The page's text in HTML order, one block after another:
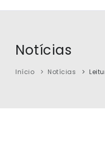
CONTATO
Notícias
Início Notícias